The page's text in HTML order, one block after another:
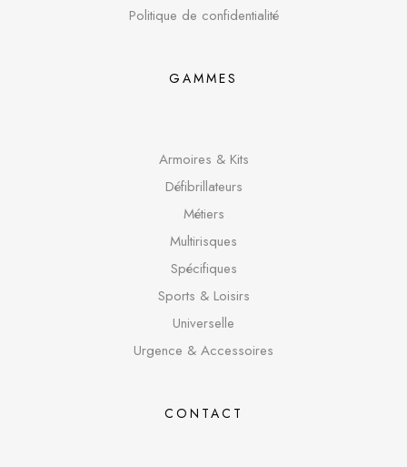
Politique de confidentialité
GAMMES
Armoires & Kits
Défibrillateurs
Métiers
Multirisques
Spécifiques
Sports & Loisirs
Universelle
Urgence & Accessoires
CONTACT